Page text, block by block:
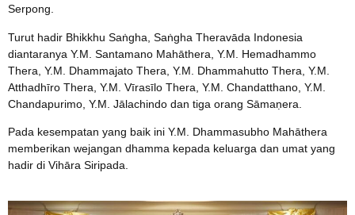
Serpong.
Turut hadir Bhikkhu Saṅgha, Saṅgha Theravāda Indonesia
diantaranya Y.M. Santamano Mahāthera, Y.M. Hemadhammo
Thera, Y.M. Dhammajato Thera, Y.M. Dhammahutto Thera, Y.M.
Atthadhīro Thera, Y.M. Vīrasīlo Thera, Y.M. Chandatthano, Y.M.
Chandapurimo, Y.M. Jālachindo dan tiga orang Sāmaṇera.
Pada kesempatan yang baik ini Y.M. Dhammasubho Mahāthera
memberikan wejangan dhamma kepada keluarga dan umat yang
hadir di Vihāra Siripada.